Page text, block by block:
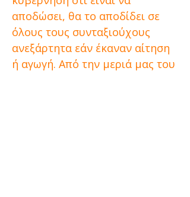
αποδώσει, θα το αποδίδει σε
όλους τους συνταξιούχους
ανεξάρτητα εάν έκαναν αίτηση
ή αγωγή. Από την μεριά μας του